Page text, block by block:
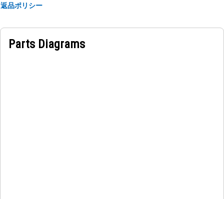
返品ポリシー
Parts Diagrams